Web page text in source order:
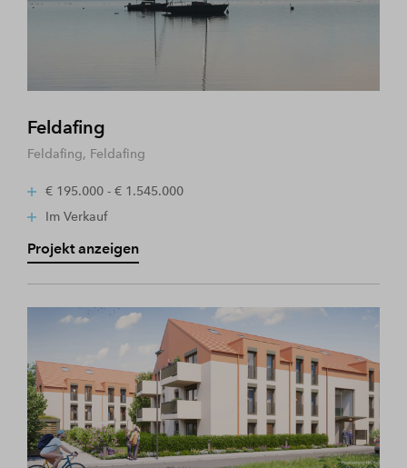
Feldafing
Feldafing, Feldafing
€ 195.000 - € 1.545.000
Im Verkauf
Projekt anzeigen